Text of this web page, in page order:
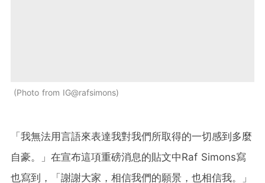
Photo from IG@rafsimons
「我無法用言語來表達我對我們所取得的一切感到多麼
自豪。」在宣布這項重磅消息的貼文中Raf Simons寫
也寫到，「謝謝大家，相信我們的願景，也相信我。」